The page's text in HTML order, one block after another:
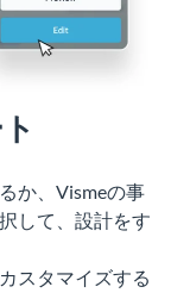
か、Vismeの事
して、設計をす
スタマイズする